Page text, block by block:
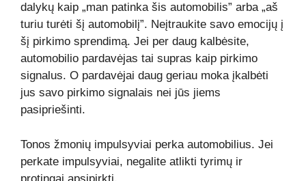
dalykų kaip „man patinka šis automobilis” arba „aš
turiu turėti šį automobilį”. Neįtraukite savo emocijų į
šį pirkimo sprendimą. Jei per daug kalbėsite,
automobilio pardavėjas tai supras kaip pirkimo
signalus. O pardavėjai daug geriau moka įkalbėti
jus savo pirkimo signalais nei jūs jiems
pasipriešinti.
Tonos žmonių impulsyviai perka automobilius. Jei
perkate impulsyviai, negalite atlikti tyrimų ir
protingai apsipirkti.